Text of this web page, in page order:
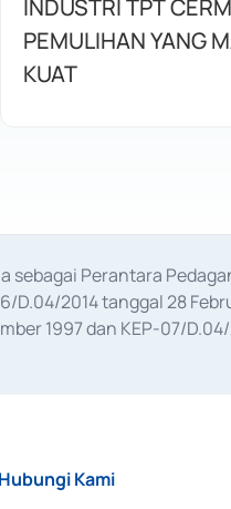
INDUSTRI TPT
PEMULIHAN YANG
KUAT
sebagai Perantara
D.04/2014 tanggal 28
1997 dan KEP-07/
Hubungi Kami